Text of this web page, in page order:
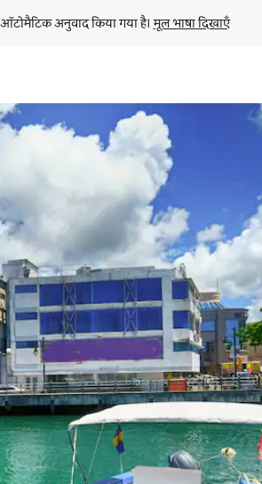
अनुवाद किया गया है। मूल भाषा दिखाएँ
स्वाइप जेस्चर का इस्तेमाल करके एक्सप्लोर करें।